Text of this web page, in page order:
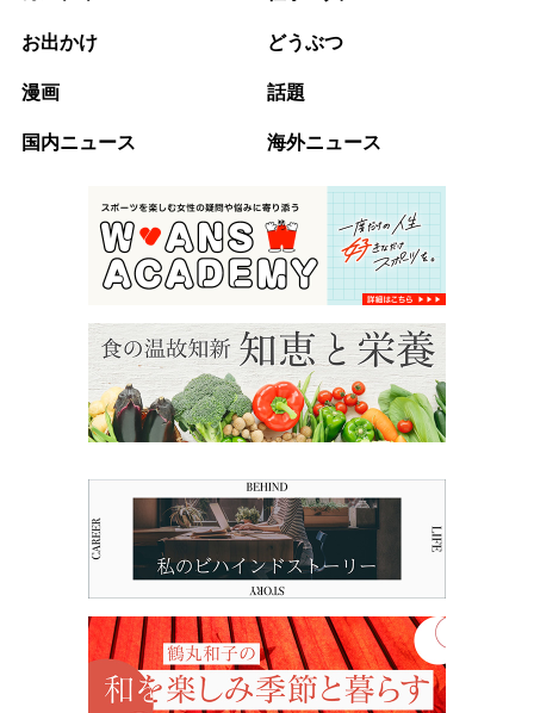
お出かけ どうぶつ
漫画 話題
国内ニュース 海外ニュース